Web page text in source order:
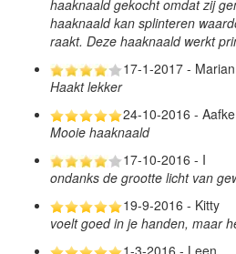
haaknaald gekocht omdat zij
haaknaald kan splinteren
raakt. Deze haaknaald werkt
17-1-2017 - Marian
Haakt lekker
24-10-2016 - Aafke
Mooie haaknaald
17-10-2016 - I
ondanks de grootte licht van
19-9-2016 - Kitty
voelt goed in je handen, maar
1-3-2016 - Leen